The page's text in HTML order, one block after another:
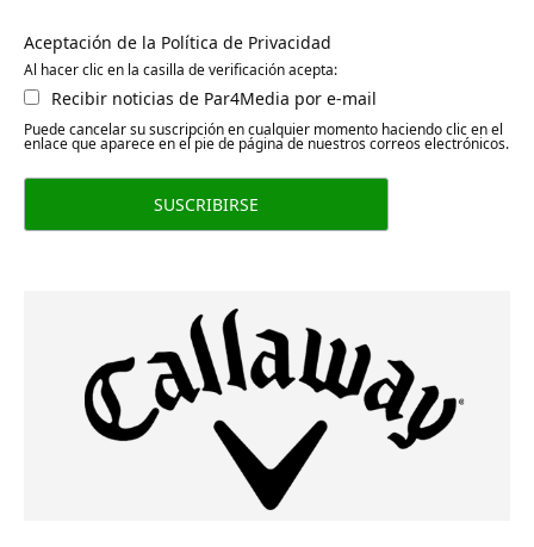
Aceptación de la Política de Privacidad
Al hacer clic en la casilla de verificación acepta:
Recibir noticias de Par4Media por e-mail
Puede cancelar su suscripción en cualquier momento haciendo clic en el
enlace que aparece en el pie de página de nuestros correos electrónicos.